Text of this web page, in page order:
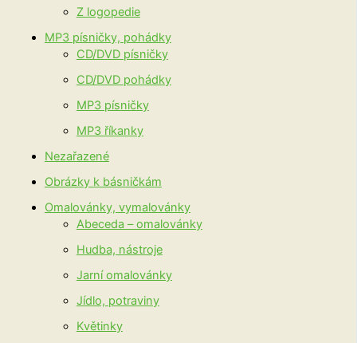
Z logopedie
MP3 písničky, pohádky
CD/DVD písničky
CD/DVD pohádky
MP3 písničky
MP3 říkanky
Nezařazené
Obrázky k básničkám
Omalovánky, vymalovánky
Abeceda – omalovánky
Hudba, nástroje
Jarní omalovánky
Jídlo, potraviny
Květinky